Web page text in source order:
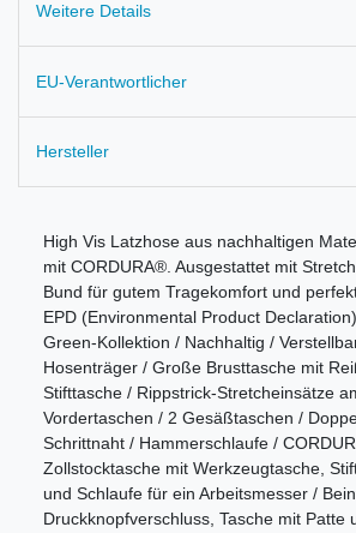
Weitere Details
EU-Verantwortlicher
Hersteller
High Vis Latzhose aus nachhaltigen
mit CORDURA®. Ausgestattet mit
Bund für gutem Tragekomfort und
EPD (Environmental Product
Green-Kollektion / Nachhaltig /
Hosenträger / Große Brusttasche mit
Stifttasche / Rippstrick-Stretcheinsätze
Vordertaschen / 2 Gesäßtaschen /
Schrittnaht / Hammerschlaufe /
Zollstocktasche mit Werkzeugtasche,
und Schlaufe für ein Arbeitsmesser /
Druckknopfverschluss, Tasche mit Patte